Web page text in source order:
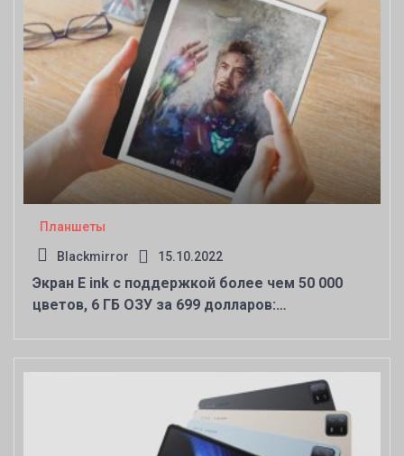
Планшеты
Blackmirror 15.10.2022
Экран E ink с поддержкой более чем 50 000
цветов, 6 ГБ ОЗУ за 699 долларов: